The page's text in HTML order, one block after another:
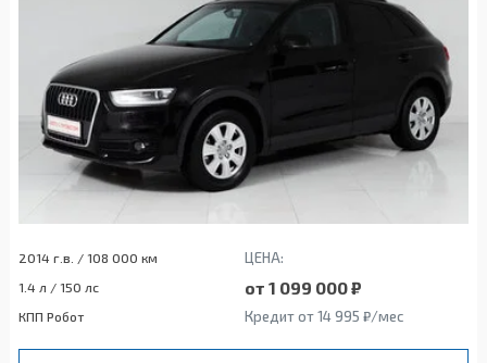
2014 г.в. / 108 000 км ЦЕНА:
1.4 л / 150 лс от 1 099 000 ₽
КПП Робот Кредит от 14 995 ₽/мес